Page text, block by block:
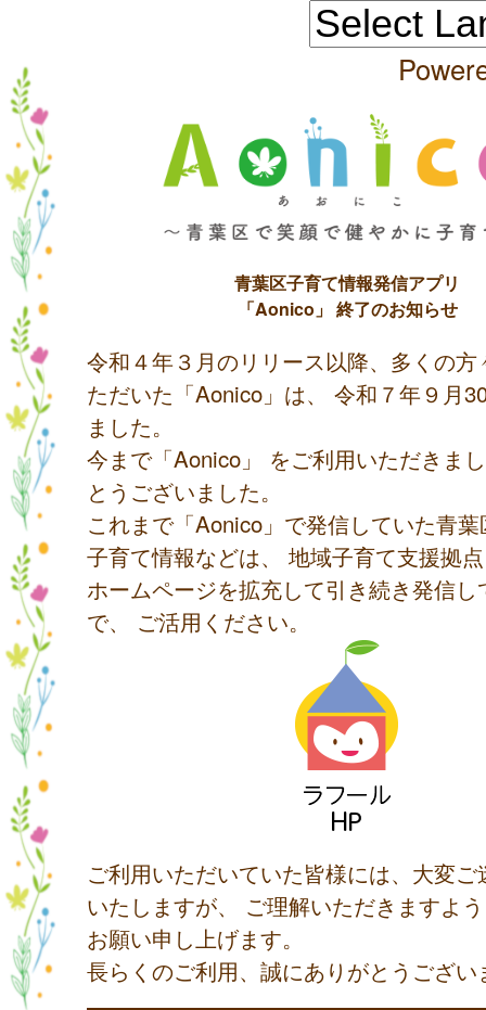
青葉区子育て情報発信アプリ
「Aonico」 終了のお知らせ
令和４年３月のリリース以降、多くの方
ただいた「Aonico」は、 令和７年９月
ました。
今まで「Aonico」 をご利用いただきま
とうございました。
これまで「Aonico」で発信していた青
子育て情報などは、 地域子育て支援拠
ホームページを拡充して引き続き発信し
で、 ご活用ください。
ご利用いただいていた皆様には、大変
いたしますが、 ご理解いただきますよ
お願い申し上げます。
長らくのご利用、誠にありがとうござい